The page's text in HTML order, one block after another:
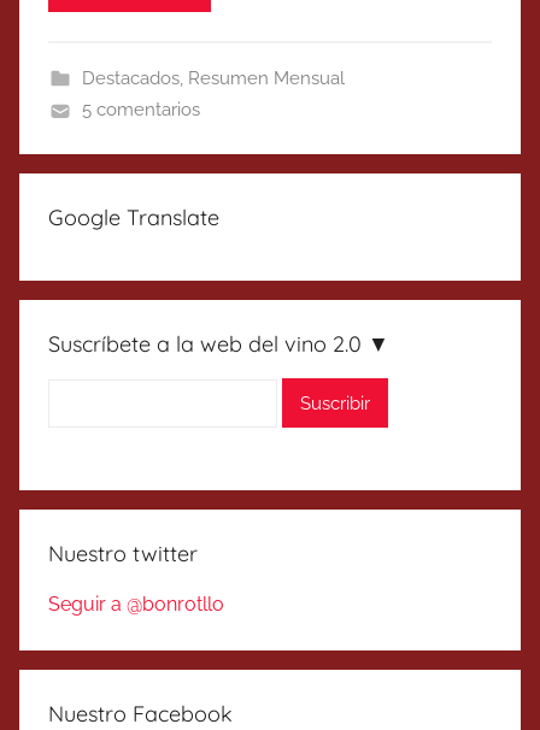
Destacados, Resumen Mensual
5 comentarios
Google Translate
Suscríbete a la web del vino 2.0 ▼
Nuestro twitter
Seguir a @bonrotllo
Nuestro Facebook